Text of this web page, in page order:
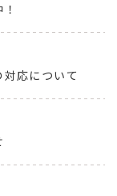
対応について